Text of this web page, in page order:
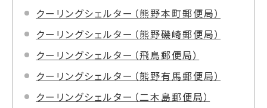
クーリングシェルター（熊野本町郵便局）
クーリングシェルター（熊野磯崎郵便局）
クーリングシェルター（飛鳥郵便局）
クーリングシェルター（熊野有馬郵便局）
クーリングシェルター（二木島郵便局）